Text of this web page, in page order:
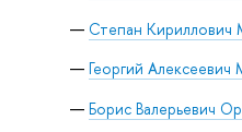
Степан Кириллович
Георгий Алексеевич
Борис Валерьевич